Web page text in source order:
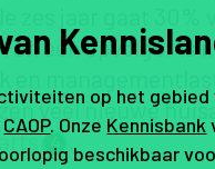
een opvolger is
en
veel nieuwe
4 .
op het gebied
CAOP. Onze Kennisbank
beschikbaar